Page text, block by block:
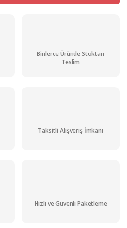
Binlerce Üründe Stoktan
Teslim
Taksitli Alışveriş İmkanı
Hızlı ve Güvenli Paketleme